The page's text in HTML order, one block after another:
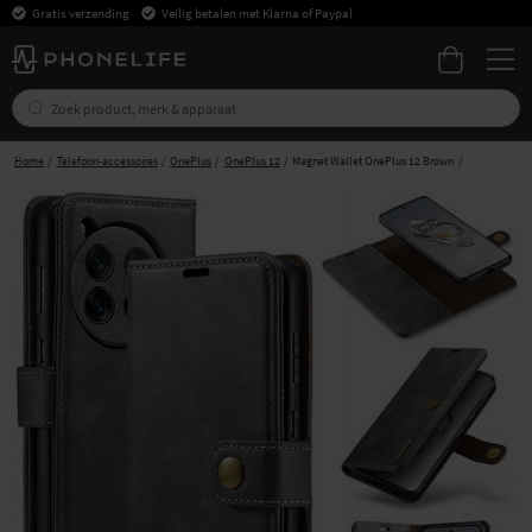
Gratis verzending Veilig betalen met Klarna of Paypal
Home Telefoon-accessoires OnePlus OnePlus 12 Magnet Wallet OnePlus 12 Brown